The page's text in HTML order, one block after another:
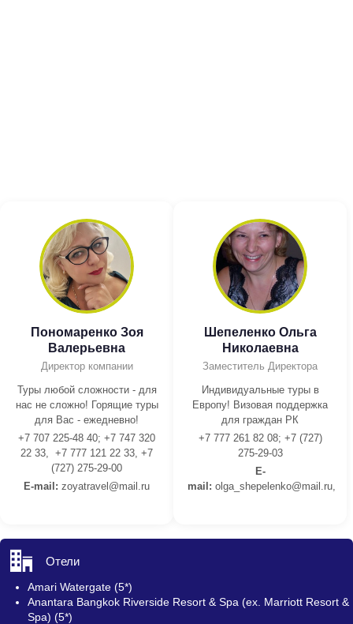
Пономаренко Зоя
Валерьевна
Директор компании
Туры любой сложности - для
нас не сложно! Горящие туры
для Вас - ежедневно!
+7 707 225-48 40; +7 747 320
22 33, +7 777 121 22 33, +7
(727) 275-29-00
E-mail: zoyatravel@mail.ru
Шепеленко Ольга
Николаевна
Заместитель Директора
Индивидуальные туры в
Европу! Визовая поддержка
для граждан РК
+7 777 261 82 08; +7 (727)
275-29-03
E-
mail: olga_shepelenko@mail.ru,
Отели
Amari Watergate (5*)
Anantara Bangkok Riverside Resort & Spa (ex. Marriott Resort &
Spa) (5*)